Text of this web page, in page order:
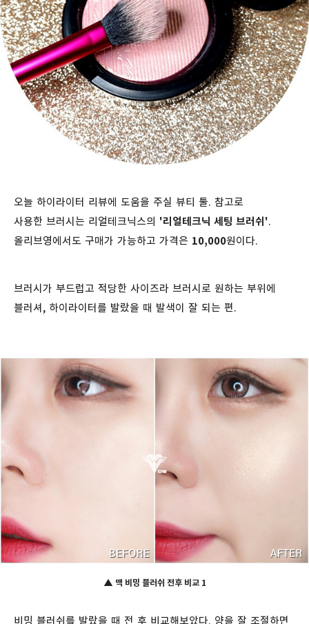
오늘 하이라이터 리뷰에 도움을 주실 뷰티 툴. 참고로
사용한 브러시는 리얼테크닉스의 '리얼테크닉 세팅 브러쉬'.
올리브영에서도 구매가 가능하고 가격은 10,000원이다.
브러시가 부드럽고 적당한 사이즈라 브러시로 원하는 부위에
블러셔, 하이라이터를 발랐을 때 발색이 잘 되는 편.
▲ 맥 비밍 블러쉬 전후 비교 1
비밍 블러쉬를 발랐을 때 전 후 비교해보았다. 양을 잘 조절하면